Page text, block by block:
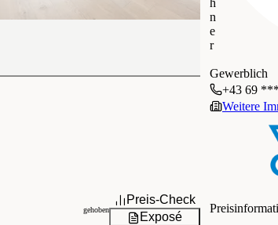
gehoben
Preis-Check
Exposé
n
e
r
Gewerblich
+43 69
Weitere